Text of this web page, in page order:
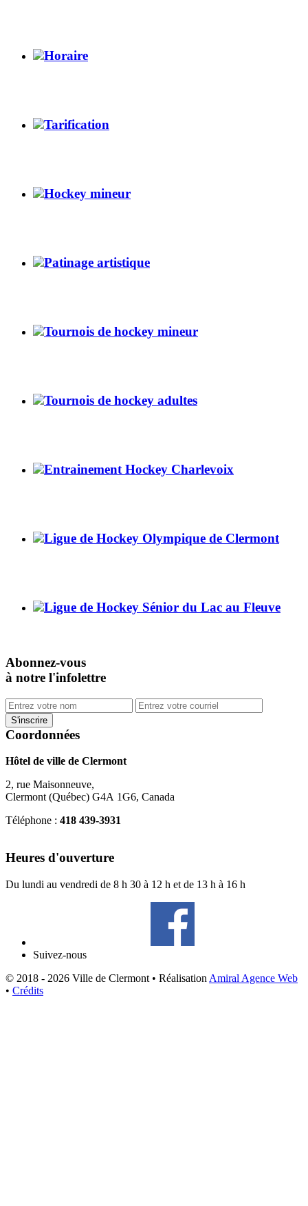
Horaire
Tarification
Hockey mineur
Patinage artistique
Tournois de hockey mineur
Tournois de hockey adultes
Entrainement Hockey Charlevoix
Ligue de Hockey Olympique de Clermont
Ligue de Hockey Sénior du Lac au Fleuve
Abonnez-vous
à notre l'infolettre
Coordonnées
Hôtel de ville de Clermont
2, rue Maisonneuve,
Clermont (Québec) G4A 1G6, Canada
Téléphone : 418 439-3931
Heures d'ouverture
Du lundi au vendredi de 8 h 30 à 12 h et de 13 h à 16 h
Suivez-nous
© 2018 - 2026 Ville de Clermont • Réalisation Amiral Agence Web
• Crédits